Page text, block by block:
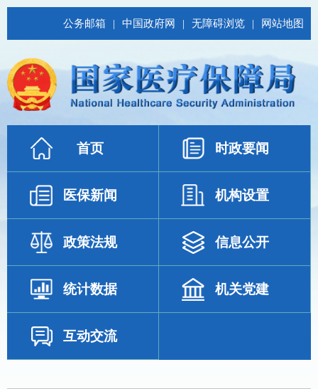
公务邮箱 | 中国政府网 | 无障碍浏览 | 网站地图
首页 时政要闻
医保新闻 机构设置
政策法规 信息公开
统计数据 机关党建
互动交流